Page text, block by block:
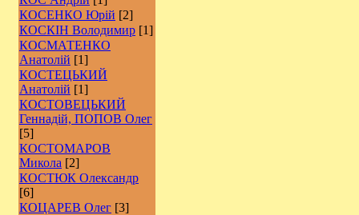
КОСЕНКО Юрій [2]
КОСКІН Володимир [1]
КОСМАТЕНКО
Анатолій [1]
КОСТЕЦЬКИЙ
Анатолій [1]
КОСТОВЕЦЬКИЙ
Геннадій, ПОПОВ Олег
[5]
КОСТОМАРОВ
Микола [2]
КОСТЮК Олександр
[6]
КОЦАРЕВ Олег [3]